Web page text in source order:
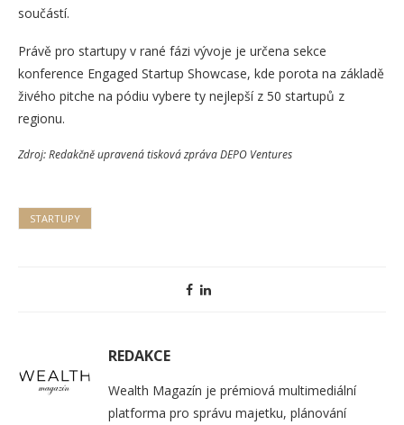
součástí.
Právě pro startupy v rané fázi vývoje je určena sekce
konference Engaged Startup Showcase, kde porota na základě
živého pitche na pódiu vybere ty nejlepší z 50 startupů z
regionu.
Zdroj: Redakčně upravená tisková zpráva DEPO Ventures
STARTUPY
REDAKCE
Wealth Magazín je prémiová multimediální
platforma pro správu majetku, plánování